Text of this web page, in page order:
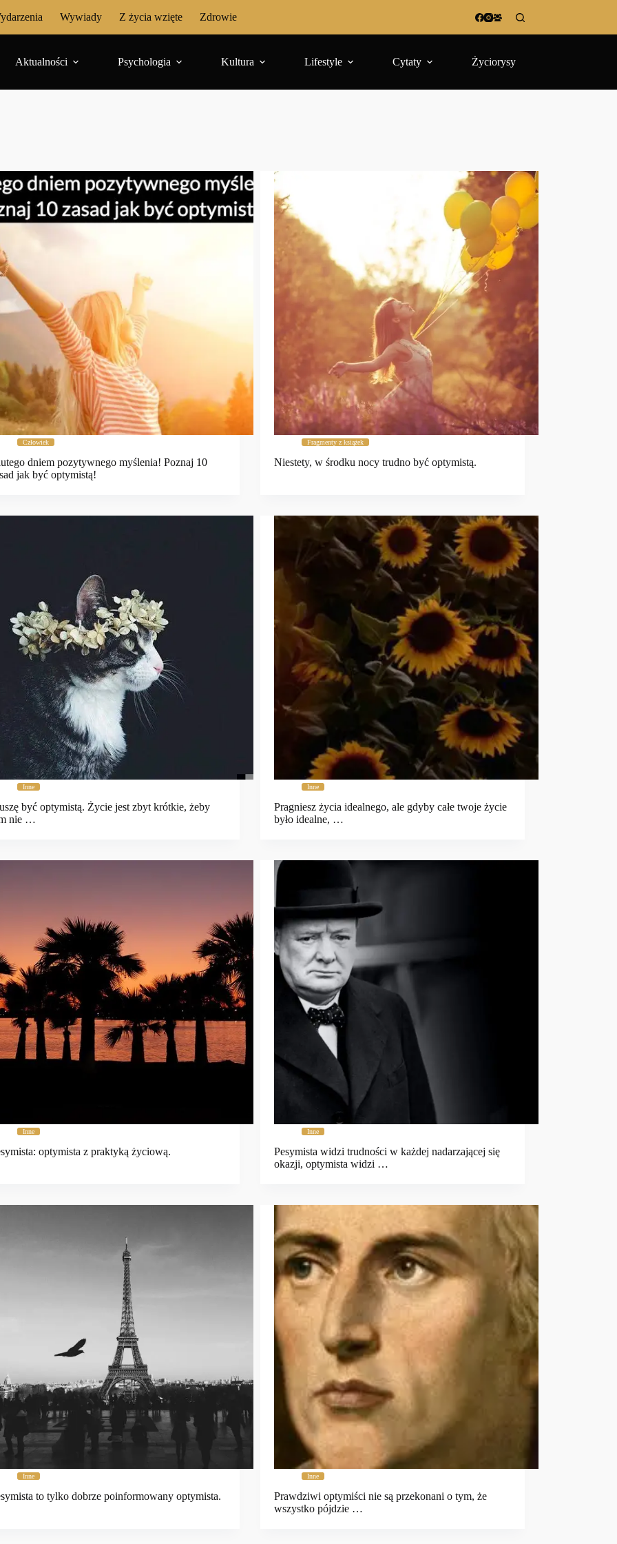
Wywiady Z życia wzięte Zdrowie
Aktualności Psychologia Kultura Lifestyle Cytaty Życiorysy
Człowiek
dniem pozytywnego myślenia! Poznaj 10
jak być optymistą!
Fragmenty z książek
Niestety, w środku nocy trudno być optymistą.
Inne
być optymistą. Życie jest zbyt krótkie, żeby
nie …
Inne
Pragniesz życia idealnego, ale gdyby całe twoje życie
było idealne, …
Inne
optymista z praktyką życiową.
Inne
Pesymista widzi trudności w każdej nadarzającej się
okazji, optymista widzi …
Inne
to tylko dobrze poinformowany optymista.
Inne
Prawdziwi optymiści nie są przekonani o tym, że
wszystko pójdzie …